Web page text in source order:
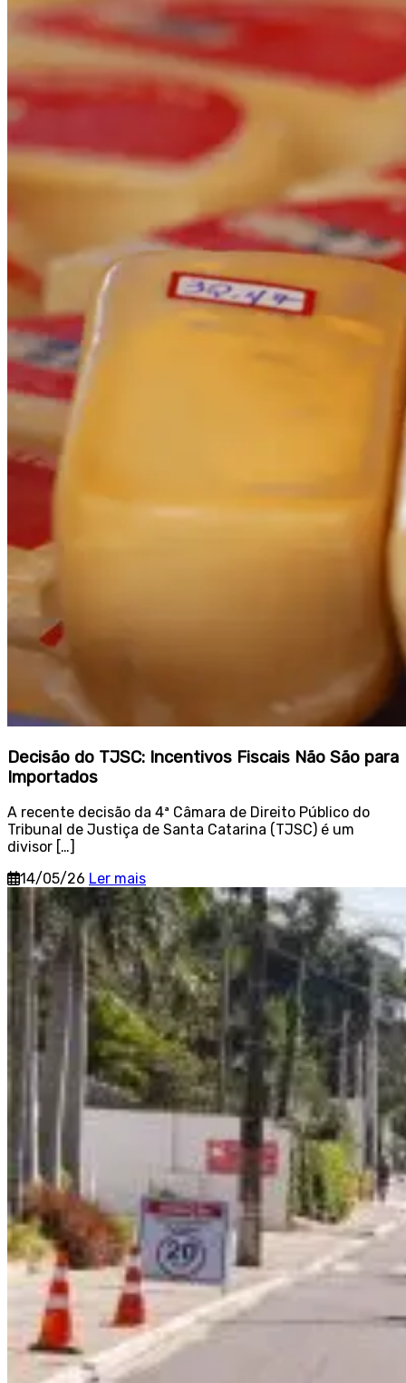
Decisão do TJSC: Incentivos Fiscais Não São para
Importados
A recente decisão da 4ª Câmara de Direito Público do
Tribunal de Justiça de Santa Catarina (TJSC) é um
divisor […]
14/05/26 Ler mais